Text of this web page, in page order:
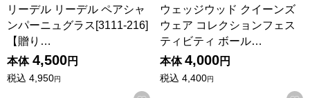
リーデル リーデル ペアシャ
ンパーニュグラス[3111-216]
【贈り…
本体 4,500円
税込 4,950円
ウェッジウッド クイーンズ
ウェア コレクションフェス
ティビティ ボール…
本体 4,000円
税込 4,400円